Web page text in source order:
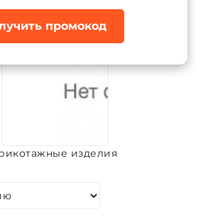
изделия
промокод